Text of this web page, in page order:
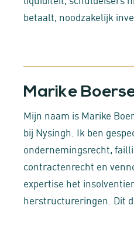
betaalt, noodzakelijk inve
Marike
Mijn naam is Marike
bij Nysingh. Ik ben
ondernemingsrecht,
contractenrecht en
expertise het
herstructureringen. Dit